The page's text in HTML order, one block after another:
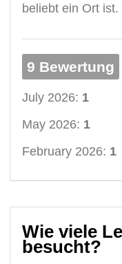
beliebt ein Ort ist.
9 Bewertung
July 2026: 1
May 2026: 1
February 2026: 1
Wie viele
besucht?